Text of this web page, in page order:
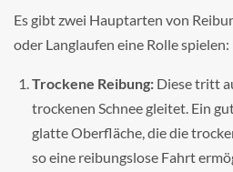
Es gibt zwei Hauptarten von
oder Langlaufen eine Rolle spielen:
Trockene Reibung: Diese tritt
trockenen Schnee gleitet. Ein
glatte Oberfläche, die die
so eine reibungslose Fahrt